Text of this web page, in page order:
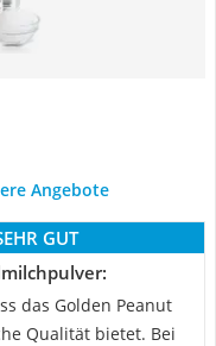
Angebote
GUT
das Golden Peanut
Qualität bietet. Bei